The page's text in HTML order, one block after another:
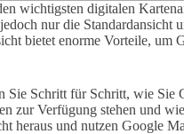
wichtigsten digitalen
nur die Standardansicht
bietet enorme Vorteile, um
Sie Schritt für Schritt, wie Sie
zur Verfügung stehen und
heraus und nutzen Google